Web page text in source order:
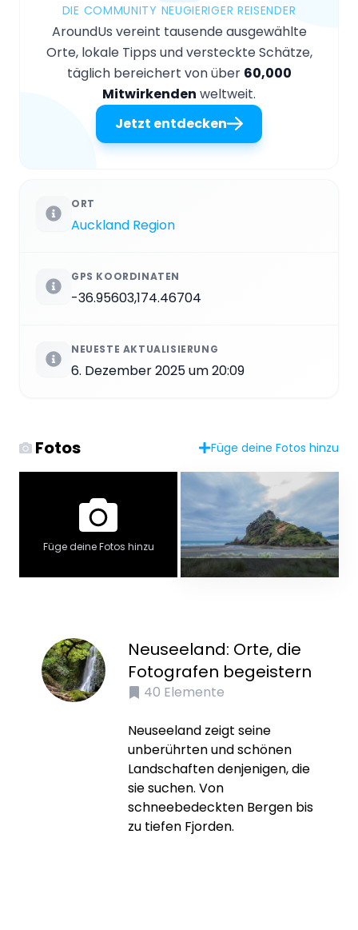
DIE COMMUNITY NEUGIERIGER REISENDER
AroundUs vereint tausende ausgewählte
Orte, lokale Tipps und versteckte Schätze,
täglich bereichert von über 60,000
Mitwirkenden weltweit.
Jetzt entdecken
ORT
Auckland Region
GPS KOORDINATEN
-36.95603,174.46704
NEUESTE AKTUALISIERUNG
6. Dezember 2025 um 20:09
Fotos Füge deine Fotos hinzu
Füge deine Fotos hinzu
Neuseeland: Orte, die
Fotografen begeistern
40 Elemente
Neuseeland zeigt seine
unberührten und schönen
Landschaften denjenigen, die
sie suchen. Von
schneebedeckten Bergen bis
zu tiefen Fjorden.